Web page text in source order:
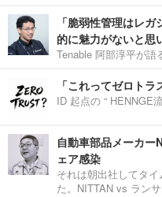
「脆弱性管理はレ
的に魅力がないと思
Tenable 阿部淳平が語
「これってゼロト
ID 起点の “ HENNGE
自動車部品メーカー
ェア感染
それは朝出社してタ
た。NITTAN vs ラン